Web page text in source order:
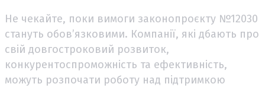
Не чекайте, поки вимоги законопроєкту №12030
стануть обов’язковими. Компанії, які дбають про
свій довгостроковий розвиток,
конкурентоспроможність та ефективність,
можуть розпочати роботу над підтримкою